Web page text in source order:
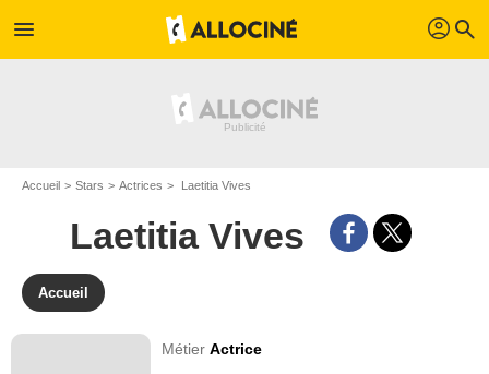
menu profil search
Accueil Stars Actrices Laetitia Vives
Laetitia Vives
Accueil
MétierActrice